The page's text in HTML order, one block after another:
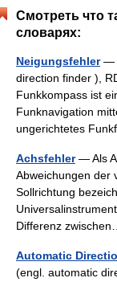
Смотреть что
словарях:
Neigungsfehler—
direction finder ),
Funkkompass ist
Funknavigation
ungerichtetes
Achsfehler— Als
Abweichungen der
Sollrichtung
Differenz
Automatic
(engl. automatic